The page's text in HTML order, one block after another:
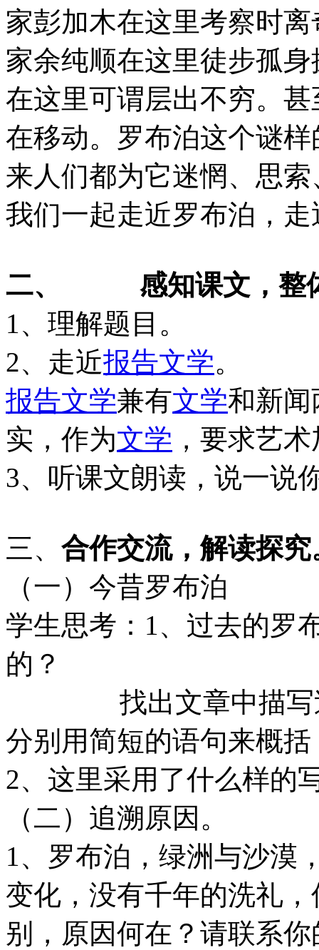
家彭加木在这里考察时
家余纯顺在这里徒步孤
在这里可谓层出不穷。
在移动。罗布泊这个谜
来人们都为它迷惘、思
我们一起走近罗布泊，
二、 感知课文，整
1、理解题目。
2、走近报告文学。
报告文学兼有文学和新闻
实，作为文学 ，要求艺
3、听课文朗读，说一说
三、 合作交流，解读探究
（一）今昔罗布泊
学生思考：1、过去的罗
的？
找出文章中描写过
分别用简短的语句来概
2、这里采用了什么样的
（二）追溯原因。
1、罗布泊，绿洲与沙漠
变化，没有千年的洗礼
别，原因何在？请联系